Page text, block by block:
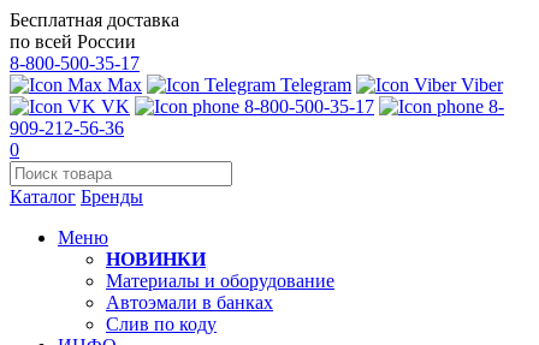
Бесплатная доставка
по всей России
8-800-500-35-17
Max
Telegram
Viber
VK
8-800-500-35-17
8-
909-212-56-36
0
Каталог Бренды
Меню
НОВИНКИ
Материалы и оборудование
Автоэмали в банках
Слив по коду